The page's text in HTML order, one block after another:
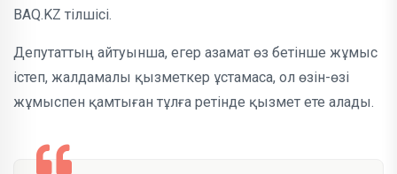
BAQ.KZ тілшісі.
Депутаттың айтуынша, егер азамат өз бетінше жұмыс
істеп, жалдамалы қызметкер ұстамаса, ол өзін-өзі
жұмыспен қамтыған тұлға ретінде қызмет ете алады.